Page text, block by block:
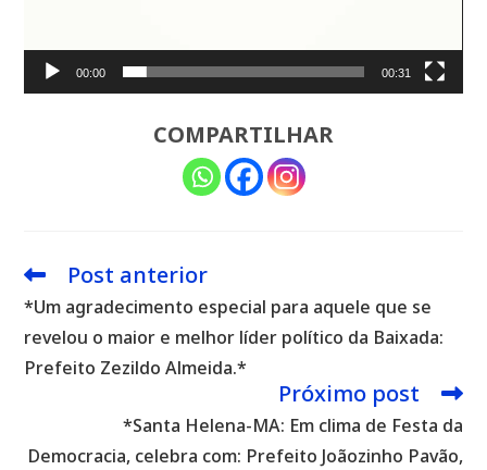
00:00 00:31
COMPARTILHAR
Leia
artigos
Post anterior
*Um agradecimento especial para aquele que se
revelou o maior e melhor líder político da Baixada:
Prefeito Zezildo Almeida.*
Próximo post
*Santa Helena-MA: Em clima de Festa da
Democracia, celebra com: Prefeito Joãozinho Pavão,